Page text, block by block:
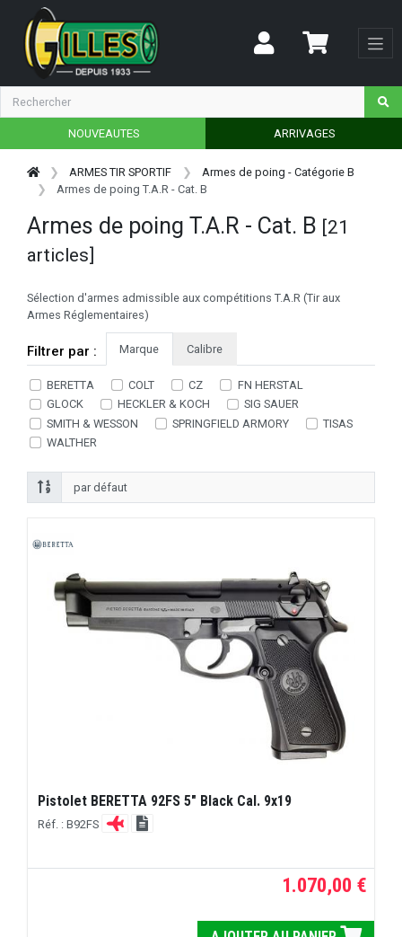
NOUVEAUTES ARRIVAGES
ARMES TIR SPORTIF
Armes de poing - Catégorie B
Armes de poing T.A.R - Cat. B
Armes de poing T.A.R - Cat. B [21
articles]
Sélection d'armes admissible aux compétitions T.A.R (Tir aux
Armes Réglementaires)
Filtrer par : Marque Calibre
BERETTA COLT CZ
FN HERSTAL
GLOCK
HECKLER & KOCH
SIG SAUER
SMITH & WESSON
SPRINGFIELD ARMORY
TISAS
WALTHER
Pistolet BERETTA 92FS 5" Black Cal. 9x19
Réf. : B92FS
1.070,00 €